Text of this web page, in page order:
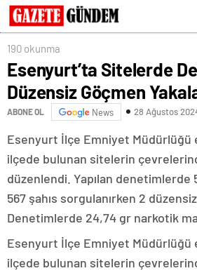
190 okunma
Esenyurt’ta Sitelerde
Düzensiz Göçmen
ABONE OL News 28 Ağustos
Esenyurt İlçe Emniyet Müdürlüğü
ilçede bulunan sitelerin
düzenlendi. Yapılan denetimlerde
567 şahıs sorgulanırken 2
Denetimlerde 24,74 gr narkotik
Esenyurt İlçe Emniyet Müdürlüğü
ilçede bulunan sitelerin